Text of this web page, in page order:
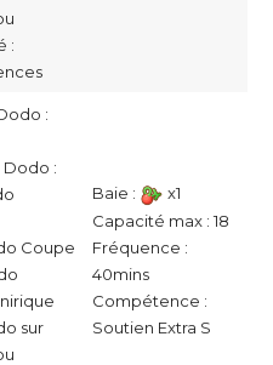
:
:
Dodo :
Coupe
sur
Baie :
x1
Capacité max : 18
Fréquence :
40mins
Compétence :
Soutien Extra S